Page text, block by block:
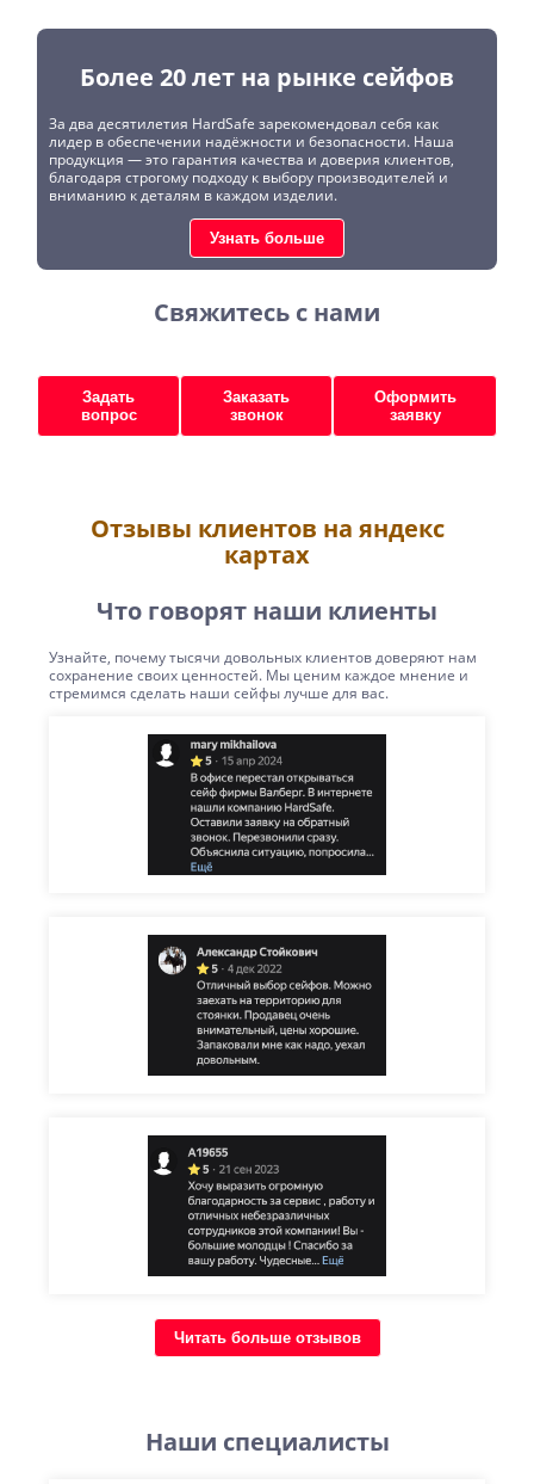
Более 20 лет на рынке сейфов
За два десятилетия HardSafe зарекомендовал себя как
лидер в обеспечении надёжности и безопасности. Наша
продукция — это гарантия качества и доверия клиентов,
благодаря строгому подходу к выбору производителей и
вниманию к деталям в каждом изделии.
Узнать больше
Свяжитесь с нами
Задать
вопрос
Заказать
звонок
Оформить
заявку
Отзывы клиентов на яндекс
картах
Что говорят наши клиенты
Узнайте, почему тысячи довольных клиентов доверяют нам
сохранение своих ценностей. Мы ценим каждое мнение и
стремимся сделать наши сейфы лучше для вас.
Читать больше отзывов
Наши специалисты